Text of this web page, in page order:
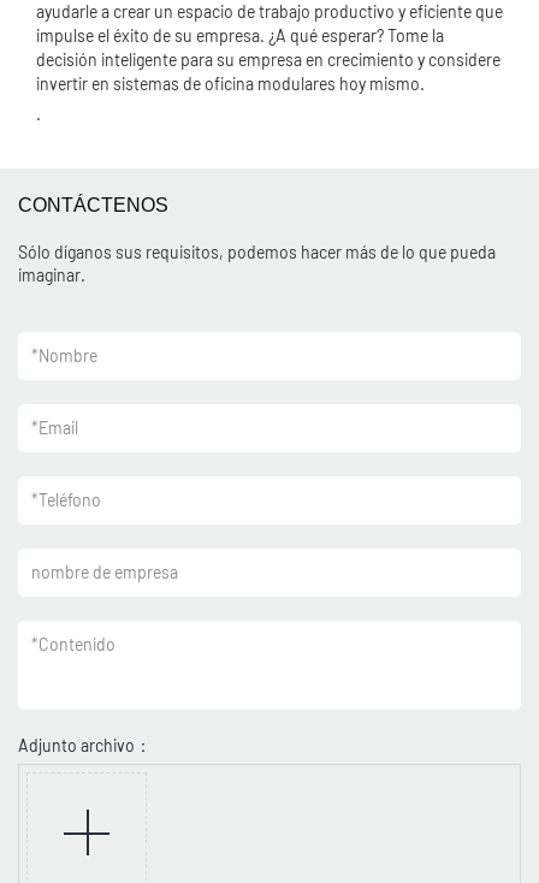
ayudarle a crear un espacio de trabajo productivo y eficiente que
impulse el éxito de su empresa. ¿A qué esperar? Tome la
decisión inteligente para su empresa en crecimiento y considere
invertir en sistemas de oficina modulares hoy mismo.
.
CONTÁCTENOS
Sólo díganos sus requisitos, podemos hacer más de lo que pueda
imaginar.
*Nombre
*Email
*Teléfono
nombre de empresa
*Contenido
Adjunto archivo：